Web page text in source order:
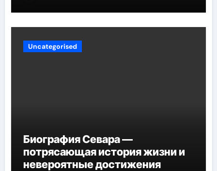
Uncategorised
Биография Севара —
потрясающая история жизни и
невероятные достижения